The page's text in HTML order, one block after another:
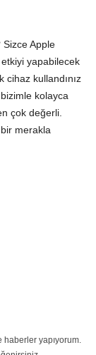
Sizce Apple
yapabilecek
kullandınız
bizimle kolayca
çok değerli.
bir merakla
haberler yapıyorum.